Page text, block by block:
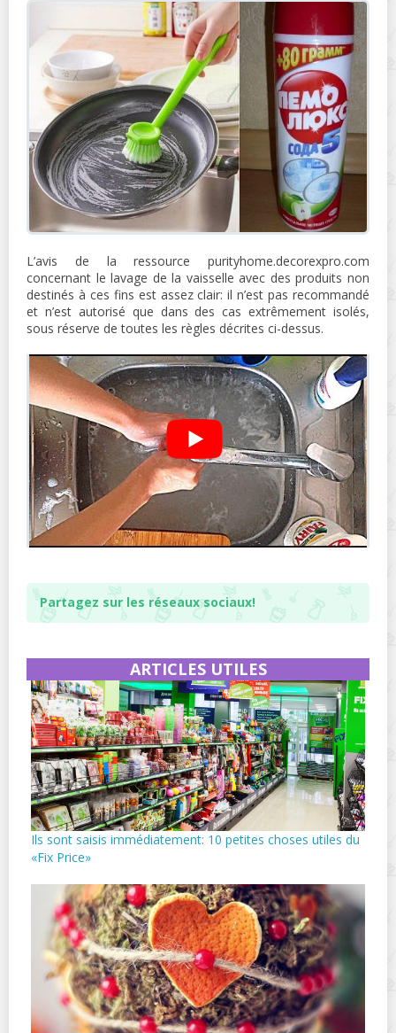
L’avis de la ressource purityhome.decorexpro.com
concernant le lavage de la vaisselle avec des produits non
destinés à ces fins est assez clair: il n’est pas recommandé
et n’est autorisé que dans des cas extrêmement isolés,
sous réserve de toutes les règles décrites ci-dessus.
Partagez sur les réseaux sociaux!
ARTICLES UTILES
Ils sont saisis immédiatement: 10 petites choses utiles du
«Fix Price»